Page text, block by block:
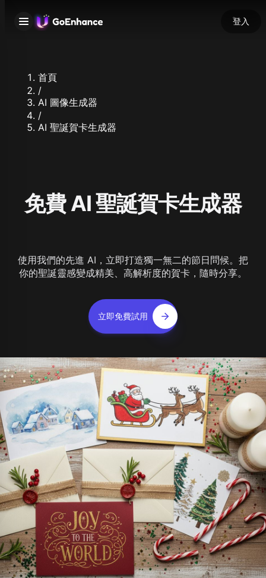
登入
首頁
/
AI 圖像生成器
/
AI 聖誕賀卡生成器
免費 AI 聖誕賀卡生成器
使用我們的先進 AI，立即打造獨一無二的節日問候。把
你的聖誕靈感變成精美、高解析度的賀卡，隨時分享。
立即免費試用